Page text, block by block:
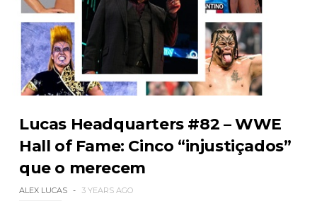
TENSÃO NO RAW: LA Knight confronta Roman
Reigns e exige combate pelo World
Heavyweight Championship
Unknown -Aug 04 2026
WWE: Novidades sobre gravidade da lesão de
Brie Bella
SCSA867 -Aug 04 2026
Lucas Headquarters #82 – WWE
Hall of Fame: Cinco “injustiçados”
que o merecem
ALEX LUCAS 3 YEARS AGO